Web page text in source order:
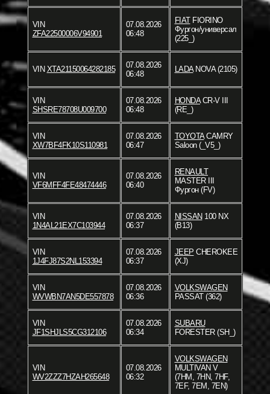
VIN
ZFA22500006V94901
07.08.2026
06:48
FIATFIORINO
Фургон/универсал
(225_)
VIN XTA21150064282185
07.08.2026
06:48
LADANOVA (2105)
VIN
SHSRE78708U009700
07.08.2026
06:48
HONDACR-V III
(RE_)
VIN
XW7BF4FK10S110981
07.08.2026
06:47
TOYOTACAMRY
Saloon (_V5_)
VIN
VF6MFF4FE48474446
07.08.2026
06:40
RENAULT
MASTER III
Фургон (FV)
VIN
1N4AL21EX7C103944
07.08.2026
06:37
NISSAN 100 NX
(B13)
VIN
1J4FJ87S2NL153394
07.08.2026
06:37
JEEP CHEROKEE
(XJ)
VIN
WVWBN7AN5DE557878
07.08.2026
06:36
VOLKSWAGEN
PASSAT (362)
VIN
JF1SHJLS5CG312106
07.08.2026
06:34
SUBARU
FORESTER (SH_)
VIN
WV2ZZZ7HZAH265648
07.08.2026
06:32
VOLKSWAGEN
MULTIVAN V
(7HM, 7HN, 7HF,
7EF, 7EM, 7EN)